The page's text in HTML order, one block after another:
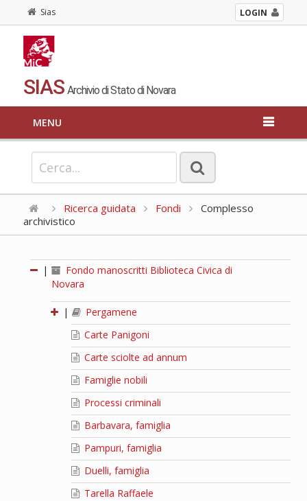
Sias LOGIN
SIAS Archivio di Stato di Novara
MENU
Ricerca guidata Fondi
Complesso
archivistico
|
Fondo manoscritti Biblioteca Civica di
Novara
|
Pergamene
Carte Panigoni
Carte sciolte ad annum
Famiglie nobili
Processi criminali
Barbavara, famiglia
Pampuri, famiglia
Duelli, famiglia
Tarella Raffaele